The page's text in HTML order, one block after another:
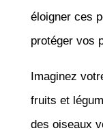
éloigner ces
protéger vos
Imaginez
fruits et
des oiseaux